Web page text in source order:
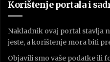
Korištenje portala i
Nakladnik ovaj portal stavlja
jeste, a korištenje mora biti
Objavili smo vaše podatke ili